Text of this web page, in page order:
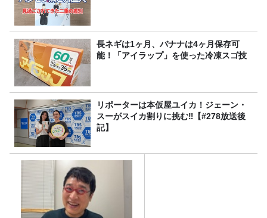
長ネギは1ヶ月、バナナは4ヶ月保存可
能！「アイラップ」を使った冷凍スゴ技
リポーターは本仮屋ユイカ！ジェーン・
スーがスイカ割りに挑む‼【#278放送後
記】